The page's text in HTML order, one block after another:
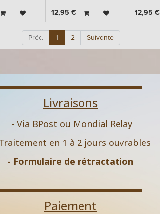
12,95 € 12,95 €
Préc. 1 2 Suivante
Livraisons
- Via BPost ou Mondial Relay
en 1 à 2 jours ouvrables
- Formulaire de rétractation
Paiement